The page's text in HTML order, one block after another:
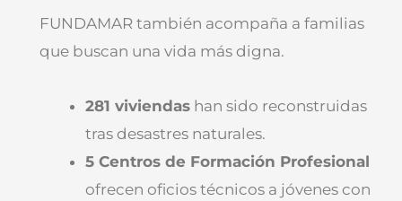
FUNDAMAR también acompaña a familias
que buscan una vida más digna.
281 viviendashan sido reconstruidas
tras desastres naturales.
5 Centros de Formación Profesional
ofrecen oficios técnicos a jóvenes con